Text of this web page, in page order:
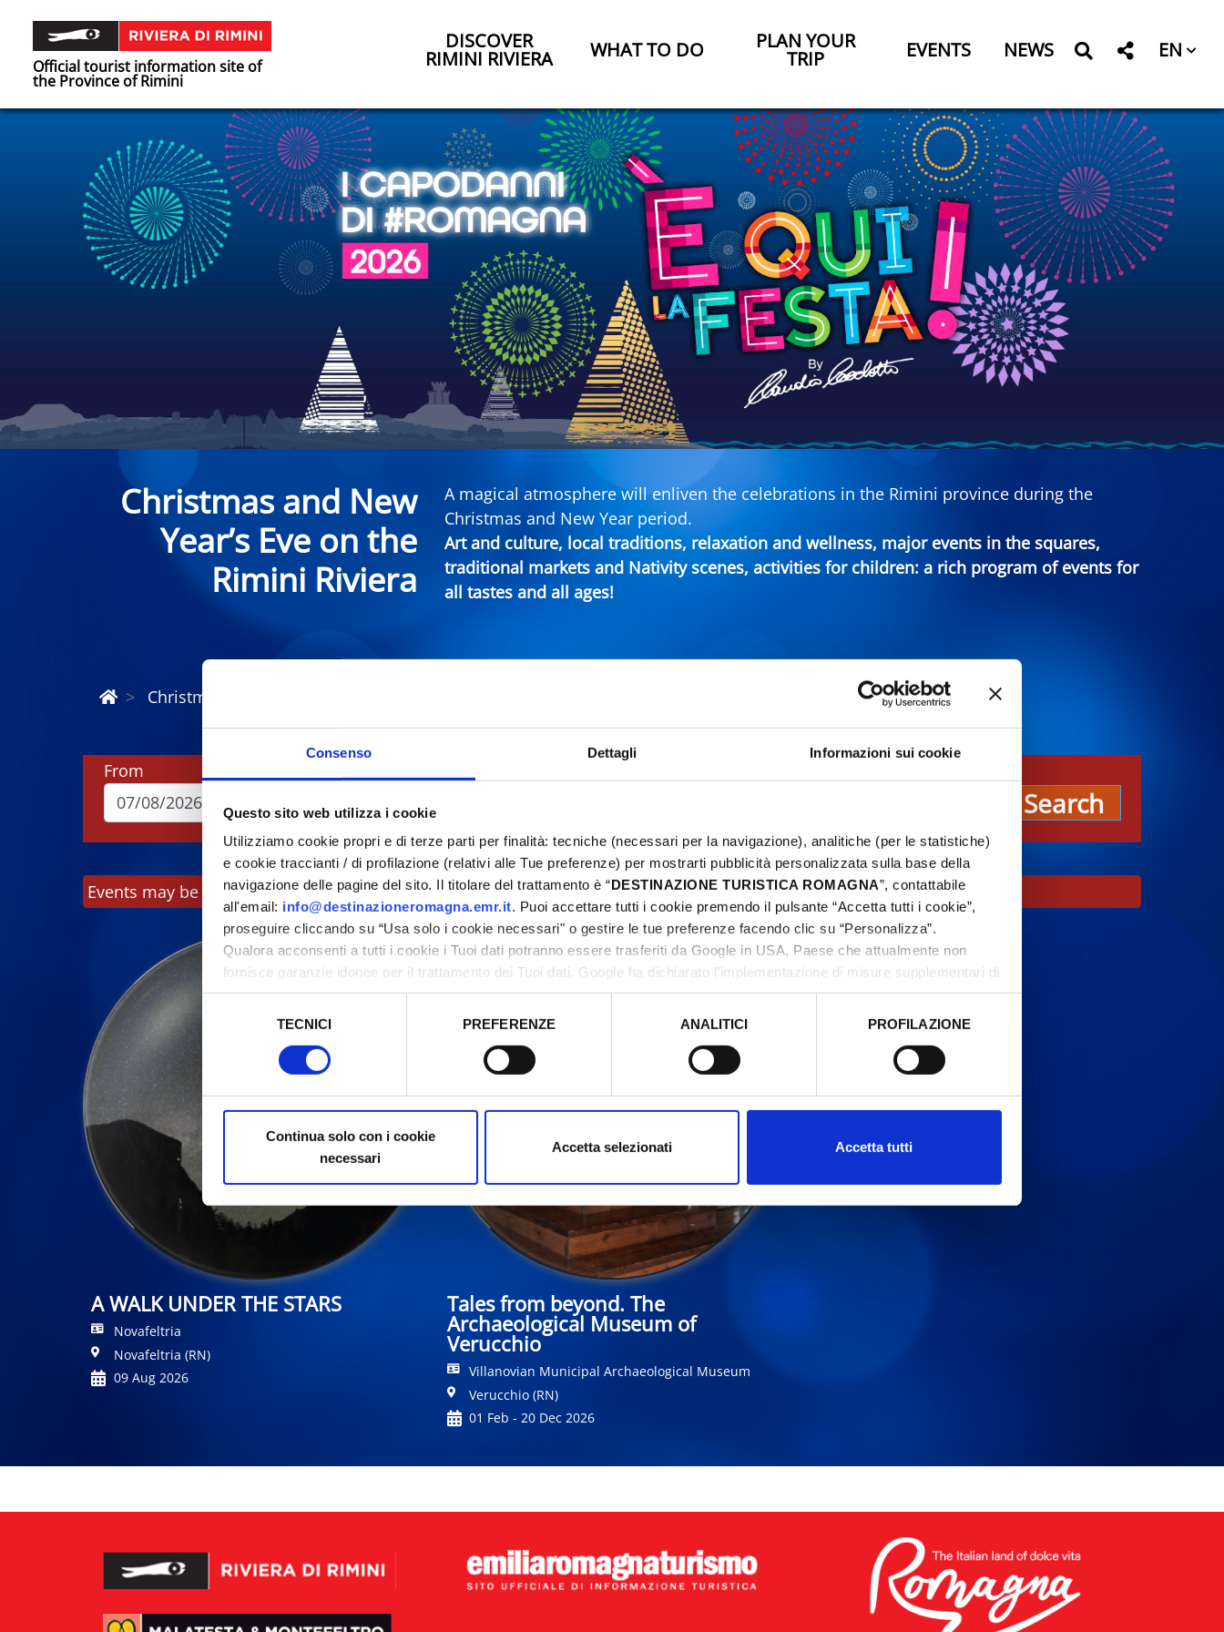
Consenso Dettagli Informazioni sui cookie
Questo sito web utilizza i cookie
Utilizziamo cookie propri e di terze parti per finalità: tecniche (necessari per la navigazione), analitiche (per le statistiche)
e cookie traccianti / di profilazione (relativi alle Tue preferenze) per mostrarti pubblicità personalizzata sulla base della
navigazione delle pagine del sito. Il titolare del trattamento è “DESTINAZIONE TURISTICA ROMAGNA”, contattabile
all'email: info@destinazioneromagna.emr.it. Puoi accettare tutti i cookie premendo il pulsante “Accetta tutti i cookie”,
proseguire cliccando su “Usa solo i cookie necessari" o gestire le tue preferenze facendo clic su “Personalizza”.
Qualora acconsenti a tutti i cookie i Tuoi dati potranno essere trasferiti da Google in USA, Paese che attualmente non
fornisce garanzie idonee per il trattamento dei Tuoi dati. Google ha dichiarato l’implementazione di misure supplementari di
sicurezza a Tutela dei navigatori, che abbiamo valutato essere sufficienti.
TECNICI PREFERENZE ANALITICI PROFILAZIONE
Continua solo con i cookie
necessari
Accetta selezionati Accetta tutti
Official tourist information site of
the Province of Rimini
DISCOVER
RIMINI RIVIERA WHAT TO DO PLAN YOUR
TRIP EVENTS NEWS EN
Christmas and New
Year’s Eve on the
Rimini Riviera
A magical atmosphere will enliven the celebrations in the Rimini province during the
Christmas and New Year period.
Art and culture, local traditions, relaxation and wellness, major events in the squares,
traditional markets and Nativity scenes, activities for children: a rich program of events for
all tastes and all ages!
Christmas and New Year Riviera Rimini Events
From
Search
Events may be subject to change, always contact organizers before going to the venue.
A WALK UNDER THE STARS
Novafeltria
Novafeltria (RN)
09 Aug 2026
Tales from beyond. The
Archaeological Museum of
Verucchio
Villanovian Municipal Archaeological Museum
Verucchio (RN)
01 Feb - 20 Dec 2026